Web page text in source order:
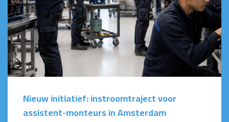
Nieuw initiatief: instroomtraject voor
assistent-monteurs in Amsterdam